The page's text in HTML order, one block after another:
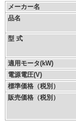
メーカー名
品名
型 式
適用モータ(kW)
電源電圧(V)
標準価格（税別）
販売価格（税別）